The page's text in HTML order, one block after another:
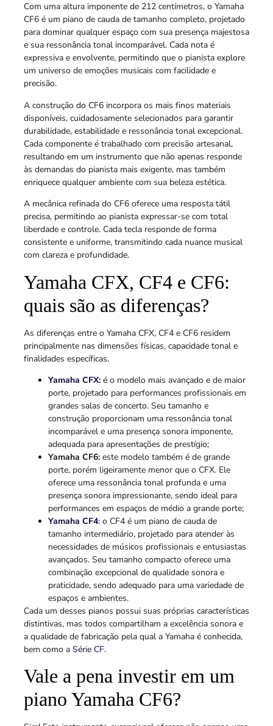
Com uma altura imponente de 212 centímetros, o Yamaha
CF6 é um piano de cauda de tamanho completo, projetado
para dominar qualquer espaço com sua presença majestosa
e sua ressonância tonal incomparável. Cada nota é
expressiva e envolvente, permitindo que o pianista explore
um universo de emoções musicais com facilidade e
precisão.
A construção do CF6 incorpora os mais finos materiais
disponíveis, cuidadosamente selecionados para garantir
durabilidade, estabilidade e ressonância tonal excepcional.
Cada componente é trabalhado com precisão artesanal,
resultando em um instrumento que não apenas responde
às demandas do pianista mais exigente, mas também
enriquece qualquer ambiente com sua beleza estética.
A mecânica refinada do CF6 oferece uma resposta tátil
precisa, permitindo ao pianista expressar-se com total
liberdade e controle. Cada tecla responde de forma
consistente e uniforme, transmitindo cada nuance musical
com clareza e profundidade.
Yamaha CFX, CF4 e CF6:
quais são as diferenças?
As diferenças entre o Yamaha CFX, CF4 e CF6 residem
principalmente nas dimensões físicas, capacidade tonal e
finalidades específicas.
Yamaha CFX: é o modelo mais avançado e de maior
porte, projetado para performances profissionais em
grandes salas de concerto. Seu tamanho e
construção proporcionam uma ressonância tonal
incomparável e uma presença sonora imponente,
adequada para apresentações de prestígio;
Yamaha CF6: este modelo também é de grande
porte, porém ligeiramente menor que o CFX. Ele
oferece uma ressonância tonal profunda e uma
presença sonora impressionante, sendo ideal para
performances em espaços de médio a grande porte;
Yamaha CF4: o CF4 é um piano de cauda de
tamanho intermediário, projetado para atender às
necessidades de músicos profissionais e entusiastas
avançados. Seu tamanho compacto oferece uma
combinação excepcional de qualidade sonora e
praticidade, sendo adequado para uma variedade de
espaços e ambientes.
Cada um desses pianos possui suas próprias características
distintivas, mas todos compartilham a excelência sonora e
a qualidade de fabricação pela qual a Yamaha é conhecida,
bem como a Série CF.
Vale a pena investir em um
piano Yamaha CF6?